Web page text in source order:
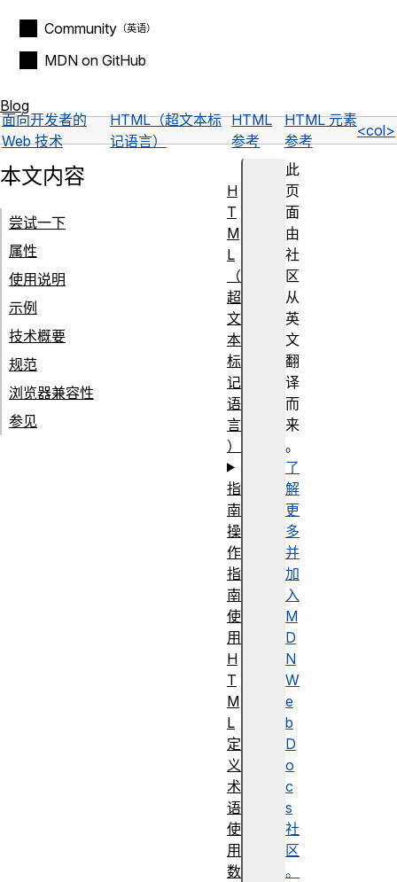
Community
MDN on GitHub
Blog
面向开发者的
Web 技术
HTML（超文本标
记语言）
HTML
参考
HTML 元素
参考
<col>
此
页
面
由
社
区
从
英
文
翻
译
而
来
。
了
解
更
多
并
加
入
M
D
N
W
e
b
D
o
c
s
社
区
。
本文内容
尝试一下
属性
使用说明
示例
技术概要
规范
浏览器兼容性
参见
H
T
M
L
（
超
文
本
标
记
语
言
）
指
南
操
作
指
南
使
用
H
T
M
L
定
义
术
语
使
用
数